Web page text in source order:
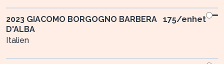
2023 GIACOMO BORGOGNO BARBERA
D'ALBA
175/enhet
Italien